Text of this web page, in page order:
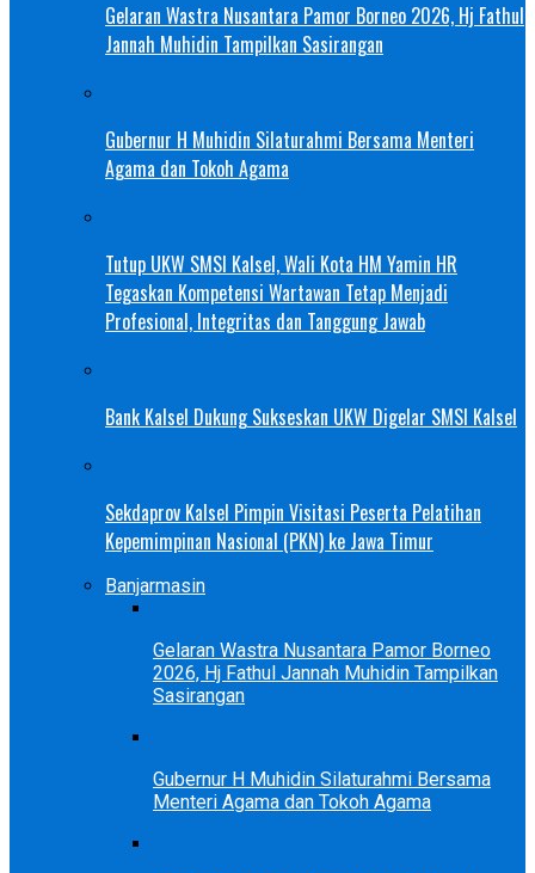
Gelaran Wastra Nusantara Pamor Borneo 2026, Hj Fathul
Jannah Muhidin Tampilkan Sasirangan
Gubernur H Muhidin Silaturahmi Bersama Menteri
Agama dan Tokoh Agama
Tutup UKW SMSI Kalsel, Wali Kota HM Yamin HR
Tegaskan Kompetensi Wartawan Tetap Menjadi
Profesional, Integritas dan Tanggung Jawab
Bank Kalsel Dukung Sukseskan UKW Digelar SMSI Kalsel
Sekdaprov Kalsel Pimpin Visitasi Peserta Pelatihan
Kepemimpinan Nasional (PKN) ke Jawa Timur
Banjarmasin
Gelaran Wastra Nusantara Pamor Borneo
2026, Hj Fathul Jannah Muhidin Tampilkan
Sasirangan
Gubernur H Muhidin Silaturahmi Bersama
Menteri Agama dan Tokoh Agama